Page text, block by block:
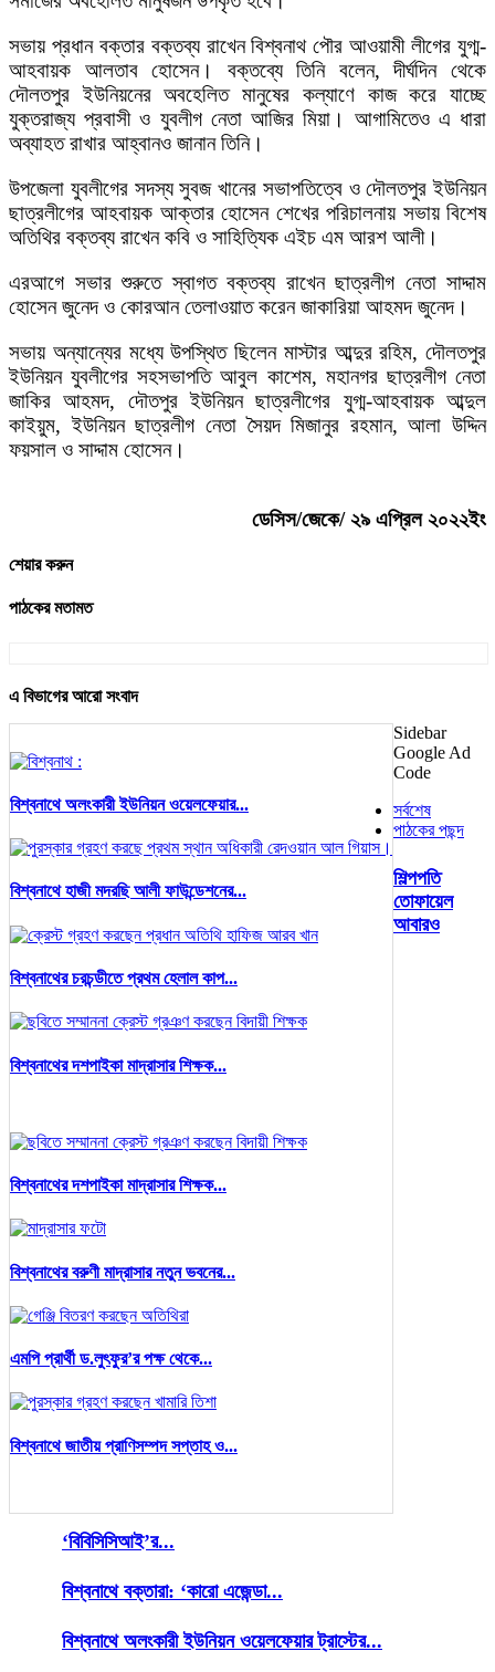
সভায় প্রধান বক্তার বক্তব্য রাখেন বিশ্বনাথ পৌর আওয়ামী লীগের যুগ্ম-
আহবায়ক আলতাব হোসেন। বক্তব্যে তিনি বলেন, দীর্ঘদিন থেকে
দৌলতপুর ইউনিয়নের অবহেলিত মানুষের কল্যাণে কাজ করে যাচ্ছে
যুক্তরাজ্য প্রবাসী ও যুবলীগ নেতা আজির মিয়া। আগামিতেও এ ধারা
অব্যাহত রাখার আহ্বানও জানান তিনি।
উপজেলা যুবলীগের সদস্য সুবজ খানের সভাপতিত্বে ও দৌলতপুর ইউনিয়ন
ছাত্রলীগের আহবায়ক আক্তার হোসেন শেখের পরিচালনায় সভায় বিশেষ
অতিথির বক্তব্য রাখেন কবি ও সাহিত্যিক এইচ এম আরশ আলী।
এরআগে সভার শুরুতে স্বাগত বক্তব্য রাখেন ছাত্রলীগ নেতা সাদ্দাম
হোসেন জুনেদ ও কোরআন তেলাওয়াত করেন জাকারিয়া আহমদ জুনেদ।
সভায় অন্যান্যের মধ্যে উপস্থিত ছিলেন মাস্টার আব্দুর রহিম, দৌলতপুর
ইউনিয়ন যুবলীগের সহসভাপতি আবুল কাশেম, মহানগর ছাত্রলীগ নেতা
জাকির আহমদ, দৌতপুর ইউনিয়ন ছাত্রলীগের যুগ্ম-আহবায়ক আব্দুল
কাইয়ুম, ইউনিয়ন ছাত্রলীগ নেতা সৈয়দ মিজানুর রহমান, আলা উদ্দিন
ফয়সাল ও সাদ্দাম হোসেন।
ডেসিস/জেকে/ ২৯ এপ্রিল ২০২২ইং
শেয়ার করুন
পাঠকের মতামত
এ বিভাগের আরো সংবাদ
বিশ্বনাথে অলংকারী ইউনিয়ন ওয়েলফেয়ার...
বিশ্বনাথে হাজী মদরছি আলী ফাউন্ডেশনের...
বিশ্বনাথের চরচন্ডীতে প্রথম হেলাল কাপ...
বিশ্বনাথের দশপাইকা মাদ্রাসার শিক্ষক...
বিশ্বনাথের দশপাইকা মাদ্রাসার শিক্ষক...
বিশ্বনাথের বরুণী মাদ্রাসার নতুন ভবনের...
এমপি প্রার্থী ড.লুৎফুর’র পক্ষ থেকে...
বিশ্বনাথে জাতীয় প্রাণিসম্পদ সপ্তাহ ও...
Sidebar
Google Ad
Code
সর্বশেষ
পাঠকের পছন্দ
শিল্পপতি
তোফায়েল
আবারও
‘বিবিসিসিআই’র...
বিশ্বনাথে বক্তারা: ‘কারো এজেন্ডা...
বিশ্বনাথে অলংকারী ইউনিয়ন ওয়েলফেয়ার ট্রাস্টের...